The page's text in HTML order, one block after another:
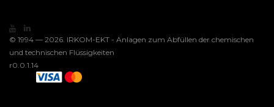
© 1994 — 2026. IRKOM-EKT - Anlagen zum Abfüllen der chemischen
und technischen Flüssigkeiten
r0.0.1.14